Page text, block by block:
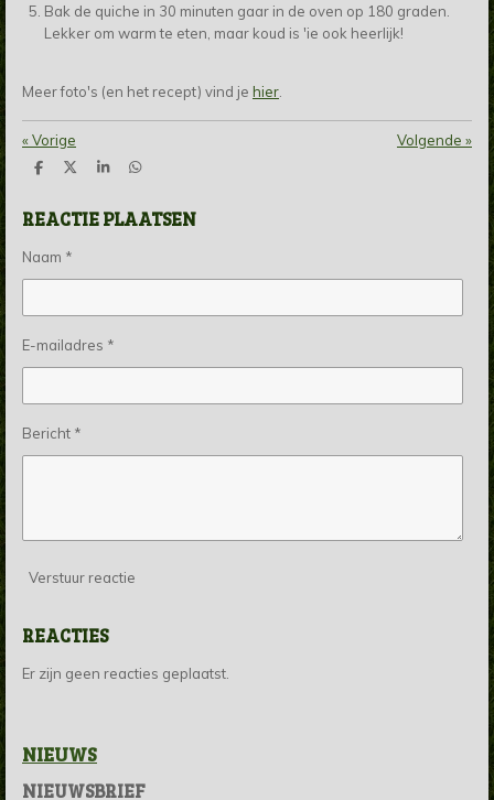
Bak de quiche in 30 minuten gaar in de oven op 180 graden.
Lekker om warm te eten, maar koud is 'ie ook heerlijk!
Meer foto's (en het recept) vind je hier
«Vorige Volgende »
D
e
n
D
l
S
r
e
D
e
n
REACTIE PLAATSEN
Naam *
E-mailadres *
Bericht *
Verstuur reactie
REACTIES
Er zijn geen reacties geplaatst.
NIEUWS
NIEUWSBRIEF